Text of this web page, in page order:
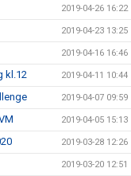
2019-04-26 16:22
2019-04-23 13:25
2019-04-16 16:46
kl.12 2019-04-11 10:44
2019-04-07 09:59
2019-04-05 15:13
2019-03-28 12:26
2019-03-20 12:51